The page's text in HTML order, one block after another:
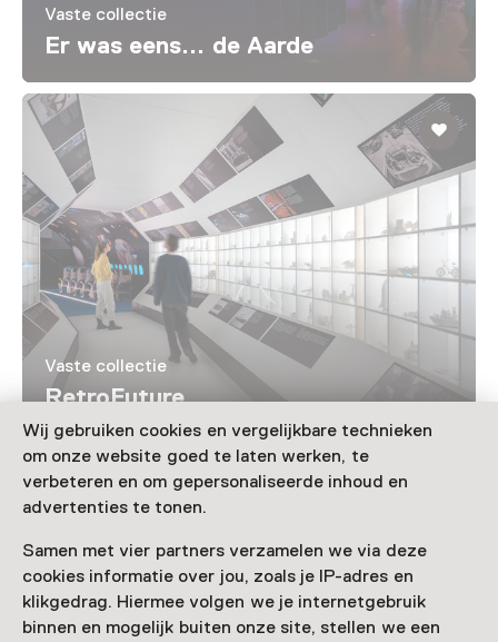
Wij gebruiken cookies en vergelijkbare technieken
om onze website goed te laten werken, te
verbeteren en om gepersonaliseerde inhoud en
advertenties te tonen.
Samen met vier partners verzamelen we via deze
cookies informatie over jou, zoals je IP-adres en
klikgedrag. Hiermee volgen we je internetgebruik
binnen en mogelijk buiten onze site, stellen we een
Vaste collectie
Er was eens... de Aarde
Vaste collectie
RetroFuture
Laad meer
Nog meer ontdekken